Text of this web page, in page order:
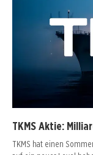
TKMS Aktie:
TKMS hat einen